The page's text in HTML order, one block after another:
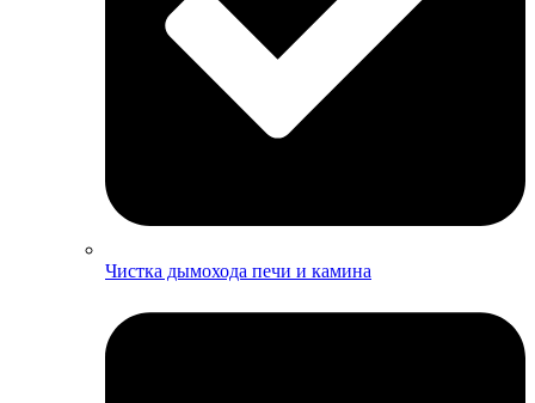
Чистка дымохода печи и камина